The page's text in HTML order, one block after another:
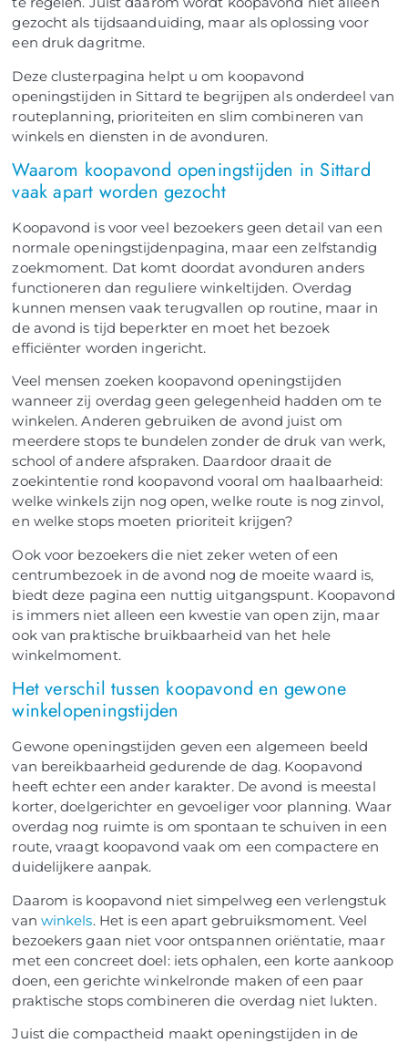
gezocht als tijdsaanduiding, maar als oplossing voor
een druk dagritme.
Deze clusterpagina helpt u om koopavond
openingstijden in Sittard te begrijpen als onderdeel van
routeplanning, prioriteiten en slim combineren van
winkels en diensten in de avonduren.
Waarom koopavond openingstijden in Sittard
vaak apart worden gezocht
Koopavond is voor veel bezoekers geen detail van een
normale openingstijdenpagina, maar een zelfstandig
zoekmoment. Dat komt doordat avonduren anders
functioneren dan reguliere winkeltijden. Overdag
kunnen mensen vaak terugvallen op routine, maar in
de avond is tijd beperkter en moet het bezoek
efficiënter worden ingericht.
Veel mensen zoeken koopavond openingstijden
wanneer zij overdag geen gelegenheid hadden om te
winkelen. Anderen gebruiken de avond juist om
meerdere stops te bundelen zonder de druk van werk,
school of andere afspraken. Daardoor draait de
zoekintentie rond koopavond vooral om haalbaarheid:
welke winkels zijn nog open, welke route is nog zinvol,
en welke stops moeten prioriteit krijgen?
Ook voor bezoekers die niet zeker weten of een
centrumbezoek in de avond nog de moeite waard is,
biedt deze pagina een nuttig uitgangspunt. Koopavond
is immers niet alleen een kwestie van open zijn, maar
ook van praktische bruikbaarheid van het hele
winkelmoment.
Het verschil tussen koopavond en gewone
winkelopeningstijden
Gewone openingstijden geven een algemeen beeld
van bereikbaarheid gedurende de dag. Koopavond
heeft echter een ander karakter. De avond is meestal
korter, doelgerichter en gevoeliger voor planning. Waar
overdag nog ruimte is om spontaan te schuiven in een
route, vraagt koopavond vaak om een compactere en
duidelijkere aanpak.
Daarom is koopavond niet simpelweg een verlengstuk
van winkels. Het is een apart gebruiksmoment. Veel
bezoekers gaan niet voor ontspannen oriëntatie, maar
met een concreet doel: iets ophalen, een korte aankoop
doen, een gerichte winkelronde maken of een paar
praktische stops combineren die overdag niet lukten.
Juist die compactheid maakt openingstijden in de